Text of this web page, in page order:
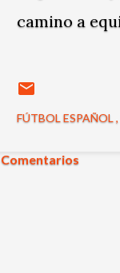
camino a
FÚTBOL ESPAÑOL
Comentarios